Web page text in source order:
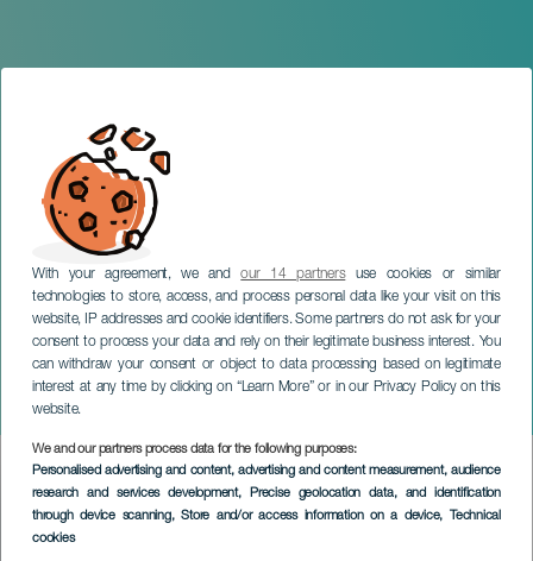
With your agreement, we andour 14 partnersuse cookies or similar
technologies to store, access, and process personal data like your visit on this
website, IP addresses and cookie identifiers. Some partners do not ask for your
consent to process your data and rely on their legitimate business interest. You
can withdraw your consent or object to data processing based on legitimate
interest at any time by clicking on “Learn More” or in our Privacy Policy on this
website.
We and our partners process data for the following purposes:
Personalised advertising and content, advertising and content measurement, audience
research and services development, Precise geolocation data, and identification
through device scanning, Store and/or access information on a device, Technical
cookies
Ajan hajuvesi
TENERIFFA
Imagen
Listado